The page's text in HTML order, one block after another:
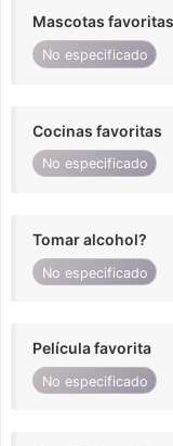
Mascotas favoritas
No especificado
Cocinas favoritas
No especificado
Tomar alcohol?
No especificado
Película favorita
No especificado